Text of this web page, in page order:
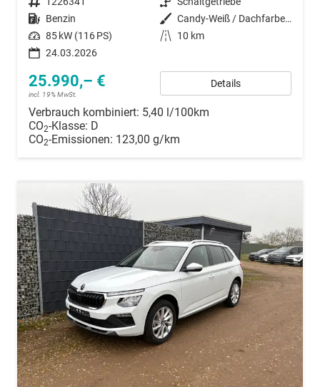
Kraftstoff Benzin Außenfarbe
Candy-Weiß / Dachfarbe schwarz
Leistung 85 kW (116 PS) Kilometerstand
10 km
24.03.2026
25.990,– €
incl. 19% MwSt.
Details
Verbrauch kombiniert: 5,40 l/100km
CO2-Klasse: D
CO2-Emissionen: 123,00 g/km